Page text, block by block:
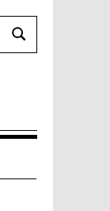
Suchen